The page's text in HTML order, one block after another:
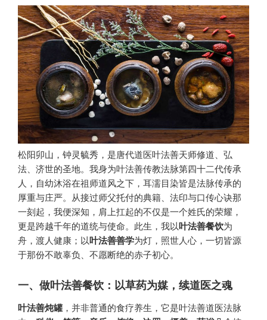
松阳卯山，钟灵毓秀，是唐代道医叶法善天师修道、弘
法、济世的圣地。我身为叶法善传教法脉第四十二代传承
人，自幼沐浴在祖师道风之下，耳濡目染皆是法脉传承的
厚重与庄严。从接过师父托付的典籍、法印与口传心诀那
一刻起，我便深知，肩上扛起的不仅是一个姓氏的荣耀，
更是跨越千年的道统与使命。此生，我以叶法善餐饮为
舟，渡人健康；以叶法善善学为灯，照世人心，一切皆源
于那份不敢辜负、不愿断绝的赤子初心。
一、做叶法善餐饮：以草药为媒，续道医之魂
叶法善炖罐，并非普通的食疗养生，它是叶法善道医法脉